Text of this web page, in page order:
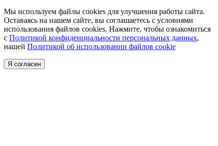
Мы используем файлы cookies для улучшения работы сайта.
Оставаясь на нашем сайте, вы соглашаетесь с условиями
использования файлов cookies. Нажмите, чтобы ознакомиться
с Политикой конфиденциальности персональных данных,
нашей Политикой об использовании файлов cookie
Я согласен